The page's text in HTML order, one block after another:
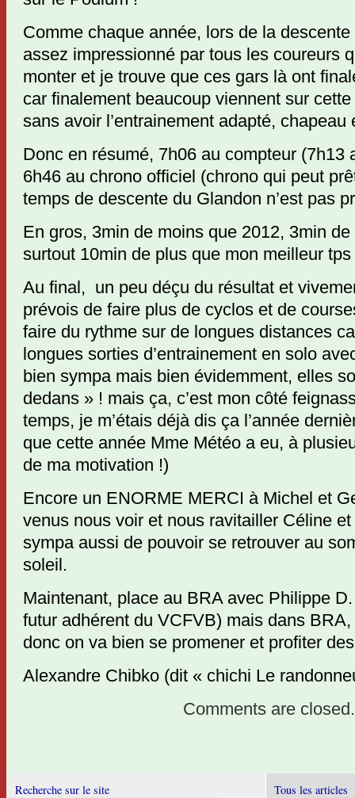
Comme chaque année, lors de la descente
assez impressionné par tous les coureurs
monter et je trouve que ces gars là ont
car finalement beaucoup viennent sur
sans avoir l’entrainement adapté,
Donc en résumé, 7h06 au compteur (7h13
6h46 au chrono officiel (chrono qui peut
temps de descente du Glandon n’est pas
En gros, 3min de moins que 2012, 3min
surtout 10min de plus que mon meilleur tps
Au final, un peu déçu du résultat et
prévois de faire plus de cyclos et de
faire du rythme sur de longues distances
longues sorties d’entrainement en solo
bien sympa mais bien évidemment, elles
dedans » ! mais ça, c’est mon côté
temps, je m’étais déjà dis ça l’année
que cette année Mme Météo a eu, à
de ma motivation !)
Encore un ENORME MERCI à Michel et
venus nous voir et nous ravitailler Céline et
sympa aussi de pouvoir se retrouver au
soleil.
Maintenant, place au BRA avec Philippe
futur adhérent du VCFVB) mais dans
donc on va bien se promener et profiter
Alexandre Chibko (dit « chichi Le
Comments are closed.
Recherche sur le site Tous les articles